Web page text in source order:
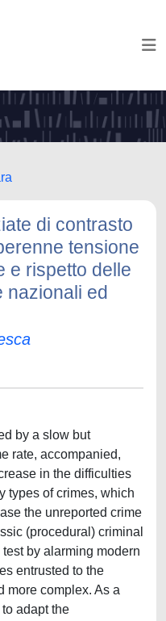
di contrasto
tensione
e rispetto delle
nazionali ed
by a slow but
rate, accompanied,
in the difficulties
types of crimes, which
the unreported crime
(procedural) criminal
by alarming modern
entrusted to the
more complex. As a
adapt the